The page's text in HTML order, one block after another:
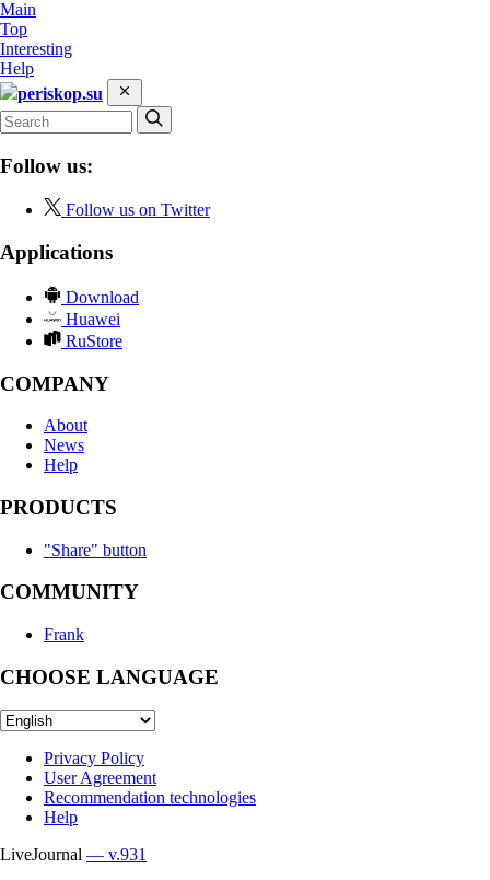
Main
Top
Interesting
Help
periskop.su
Follow us:
Follow us on Twitter
Applications
Download
Huawei
RuStore
COMPANY
About
News
Help
PRODUCTS
"Share" button
COMMUNITY
Frank
CHOOSE LANGUAGE
Privacy Policy
User Agreement
Recommendation technologies
Help
LiveJournal — v.931